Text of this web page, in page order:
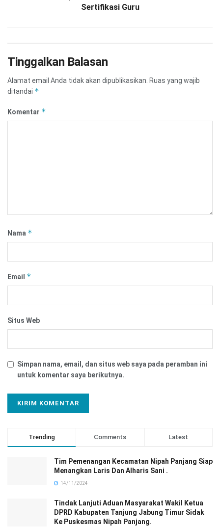
Sertifikasi Guru
Tinggalkan Balasan
Alamat email Anda tidak akan dipublikasikan. Ruas yang wajib
ditandai *
Komentar *
Nama *
Email *
Situs Web
Simpan nama, email, dan situs web saya pada peramban ini
untuk komentar saya berikutnya.
Trending Comments Latest
Tim Pemenangan Kecamatan Nipah Panjang Siap
Menangkan Laris Dan Alharis Sani .
14/11/2024
Tindak Lanjuti Aduan Masyarakat Wakil Ketua
DPRD Kabupaten Tanjung Jabung Timur Sidak
Ke Puskesmas Nipah Panjang.